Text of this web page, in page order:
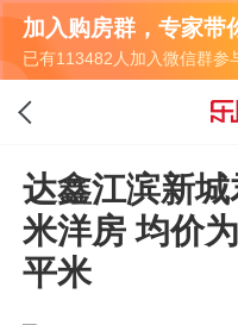
加入购房群，专家带
已有113482人加入微信群参
达鑫江滨新
米洋房 均价
平米